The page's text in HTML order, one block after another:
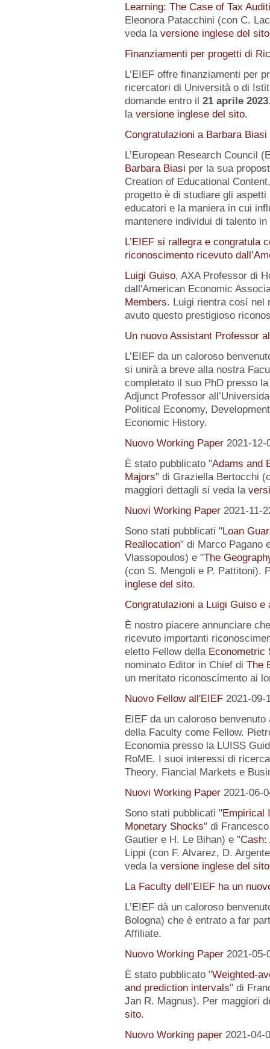
Learning: The Case of Tax
Eleonora Patacchini (con C.
veda la versione inglese del sito
Finanziamenti per progetti di
L’EIEF offre finanziamenti per
ricercatori di Università o di
domande entro il 21 aprile 2023
la versione inglese del sito.
Congratulazioni a Barbara Biasi
L’European Research Council
Barbara Biasi per la sua
Creation of Educational
progetto è di studiare gli
educatori e la maniera in cui
mantenere individui di talento
L’EIEF si rallegra e congratula
riconoscimento ricevuto
Luigi Guiso, AXA Professor di
dall'American Economic
Members. Luigi rientra così nel
avuto questo prestigioso
Un nuovo Assistant Professor
L’EIEF da un caloroso
si unirà a breve alla nostra
completato il suo PhD presso
Adjunct Professor
Political Economy,
Economic History.
Nuovo Working Paper 2021-12-
È stato pubblicato "Adams and
Majors" di Graziella Bertocchi
maggiori dettagli si veda la
Nuovi Working Paper 2021-11-
Sono stati pubblicati "Loan
Reallocation" di Marco Pagano
Vlassopoulos) e "The
(con S. Mengoli e P. Pattitoni).
inglese del sito.
Congratulazioni a Luigi Guiso e
È nostro piacere annunciare
ricevuto importanti
eletto Fellow della Econometric
nominato Editor in Chief di The
un meritato riconoscimento ai
Nuovo Fellow all'EIEF 2021-09-
EIEF da un caloroso
della Faculty come Fellow.
Economia presso la LUISS
RoME. I suoi interessi di
Theory, Fiancial Markets e
Nuovi Working Paper 2021-06-
Sono stati pubblicati "Empirical
Monetary Shocks" di
Gautier e H. Le Bihan) e "Cash:
Lippi (con F. Alvarez, D.
veda la versione inglese del sito
La Faculty dell’EIEF ha un
L’EIEF dà un caloroso
Bologna) che è entrato a far
Affiliate.
Nuovo Working Paper 2021-05-
È stato pubblicato "Weighted-
and prediction intervals" di
Jan R. Magnus). Per maggiori
sito.
Nuovo Working paper 2021-04-